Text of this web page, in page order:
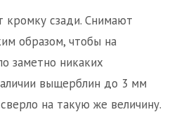
кромку сзади. Снимают
образом, чтобы на
заметно никаких
выщерблин до 3 мм
на такую же величину.